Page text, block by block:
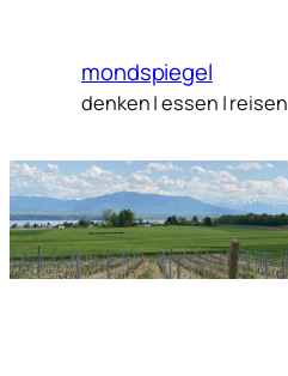
springen
mondspiegel
denken | essen | reisen